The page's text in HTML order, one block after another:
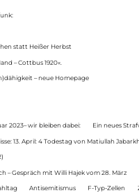
statt Heißer Herbst
– Cottbus 1920«.
– neue Homepage
2023– wir bleiben dabei: Ein neues
13. April: 4 Todestag von Matiul­lah
– Gespräch mit Willi Hajek vom 28. März
Antisemitismus F-Typ-Zellen